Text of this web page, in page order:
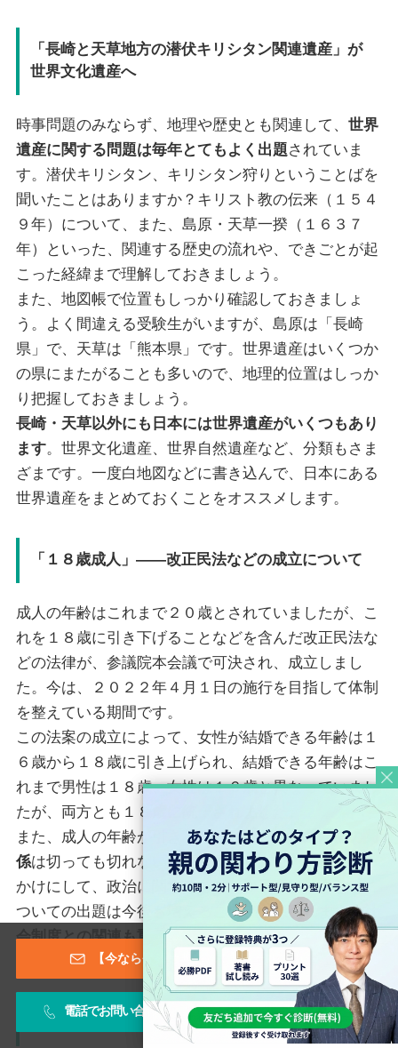
「長崎と天草地方の潜伏キリシタン関連遺産」が
世界文化遺産へ
時事問題のみならず、地理や歴史とも関連して、 世界
遺産に関する問題は毎年とてもよく出題されていま
す。潜伏キリシタン、キリシタン狩りということばを
聞いたことはありますか？キリスト教の伝来（１５４
９年）について、また、島原・天草一揆（１６３７
年）といった、関連する歴史の流れや、できごとが起
こった経緯まで理解しておきましょう。
また、地図帳で位置もしっかり確認しておきましょ
う。よく間違える受験生がいますが、島原は「長崎
県」で、天草は「熊本県」です。世界遺産はいくつか
の県にまたがることも多いので、地理的位置はしっか
り把握しておきましょう。
長崎・天草以外にも日本には世界遺産がいくつもあり
ます。世界文化遺産、世界自然遺産など、分類もさま
ざまです。一度白地図などに書き込んで、日本にある
世界遺産をまとめておくことをオススメします。
「１８歳成人」——改正民法などの成立について
成人の年齢はこれまで２０歳とされていましたが、こ
れを１８歳に引き下げることなどを含んだ改正民法な
どの法律が、参議院本会議で可決され、成立しまし
た。今は、２０２２年４月１日の施行を目指して体制
を整えている期間です。
この法案の成立によって、女性が結婚できる年齢は１
６歳から１８歳に引き上げられ、結婚できる年齢はこ
れまで男性は１８歳、女性は１６歳と異なっていまし
たが、両方とも１８歳に統一されました。
また、成人の年齢が引き下げられたことと選挙権の関
係は切っても切れない重要事項です。このことをきっ
かけにして、政治に関すること、少子高齢社会などに
ついての出題は今後も増えることが予想されます。社
会制度との関連も重要ですので、公民分野全体の基礎
知識の徹底を意識して学習しましょう。
「政治分野における男女共同参画推進法」の成立
【今なら登録特典あり！】メールマガジン
電話でお問い合わせ お問い合わせフォーム